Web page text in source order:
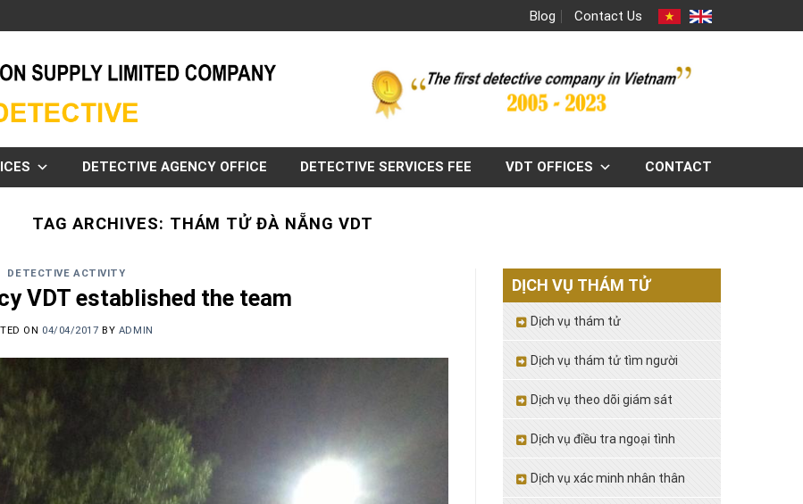
Blog Contact Us
DETECTIVE AGENCY OFFICE DETECTIVE SERVICES FEE VDT OFFICES CONTACT
TAG ARCHIVES: THÁM TỬ ĐÀ NẴNG VDT
DETECTIVE ACTIVITY
VDT established the team
ON 04/04/2017 BY ADMIN
DỊCH VỤ THÁM TỬ
Dịch vụ thám tử
Dịch vụ thám tử tìm người
Dịch vụ theo dõi giám sát
Dịch vụ điều tra ngoại tình
Dịch vụ xác minh nhân thân